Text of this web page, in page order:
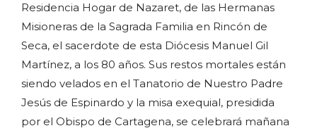
Residencia Hogar de Nazaret, de las Hermanas
Misioneras de la Sagrada Familia en Rincón de
Seca, el sacerdote de esta Diócesis Manuel Gil
Martínez, a los 80 años. Sus restos mortales están
siendo velados en el Tanatorio de Nuestro Padre
Jesús de Espinardo y la misa exequial, presidida
por el Obispo de Cartagena, se celebrará mañana